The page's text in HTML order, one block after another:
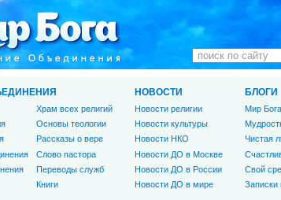
Храм всех религий
Основы теологии
Рассказы о вере
Слово пастора
Переводы служб
Книги
НОВОСТИ
Новости религии
Новости культуры
Новости НКО
Новости ДО в Москве
Новости ДО в России
Новости ДО в мире
БЛОГИ
Мир Бога
Чистая
Свой
Записки